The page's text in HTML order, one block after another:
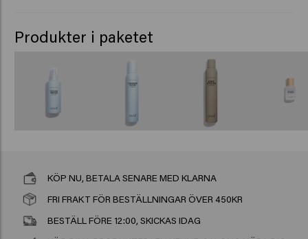
Produkter i paketet
KÖP NU, BETALA SENARE MED KLARNA
FRI FRAKT FÖR BESTÄLLNINGAR ÖVER 450KR
BESTÄLL FÖRE 12:00, SKICKAS IDAG